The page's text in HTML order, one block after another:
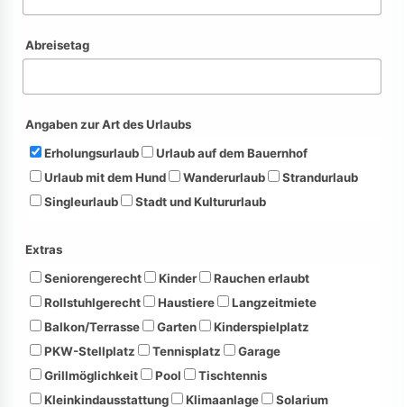
Abreisetag
Angaben zur Art des Urlaubs
Erholungsurlaub
Urlaub auf dem Bauernhof
Urlaub mit dem Hund
Wanderurlaub
Strandurlaub
Singleurlaub
Stadt und Kultururlaub
Extras
Seniorengerecht
Kinder
Rauchen erlaubt
Rollstuhlgerecht
Haustiere
Langzeitmiete
Balkon/Terrasse
Garten
Kinderspielplatz
PKW-Stellplatz
Tennisplatz
Garage
Grillmöglichkeit
Pool
Tischtennis
Kleinkindausstattung
Klimaanlage
Solarium